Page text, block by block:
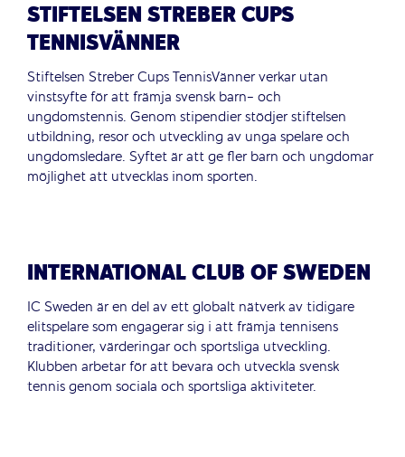
STIFTELSEN STREBER CUPS
TENNISVÄNNER
Stiftelsen Streber Cups TennisVänner verkar utan
vinstsyfte för att främja svensk barn- och
ungdomstennis. Genom stipendier stödjer stiftelsen
utbildning, resor och utveckling av unga spelare och
ungdomsledare. Syftet är att ge fler barn och ungdomar
möjlighet att utvecklas inom sporten.
INTERNATIONAL CLUB OF SWEDEN
IC Sweden är en del av ett globalt nätverk av tidigare
elitspelare som engagerar sig i att främja tennisens
traditioner, värderingar och sportsliga utveckling.
Klubben arbetar för att bevara och utveckla svensk
tennis genom sociala och sportsliga aktiviteter.